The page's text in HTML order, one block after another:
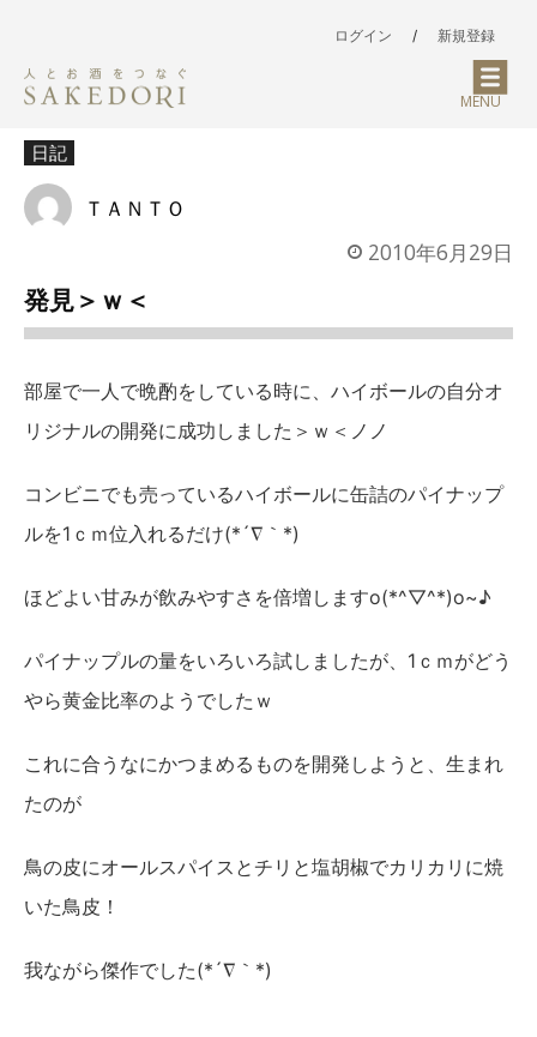
ログイン / 新規登録
MENU
日記
ＴＡＮＴＯ
2010年6月29日
発見＞ｗ＜
部屋で一人で晩酌をしている時に、ハイボールの自分オ
リジナルの開発に成功しました＞ｗ＜ノノ
コンビニでも売っているハイボールに缶詰のパイナップ
ルを1ｃｍ位入れるだけ(*´∇｀*)
ほどよい甘みが飲みやすさを倍増しますo(*^▽^*)o~♪
パイナップルの量をいろいろ試しましたが、1ｃｍがどう
やら黄金比率のようでしたｗ
これに合うなにかつまめるものを開発しようと、生まれ
たのが
鳥の皮にオールスパイスとチリと塩胡椒でカリカリに焼
いた鳥皮！
我ながら傑作でした(*´∇｀*)